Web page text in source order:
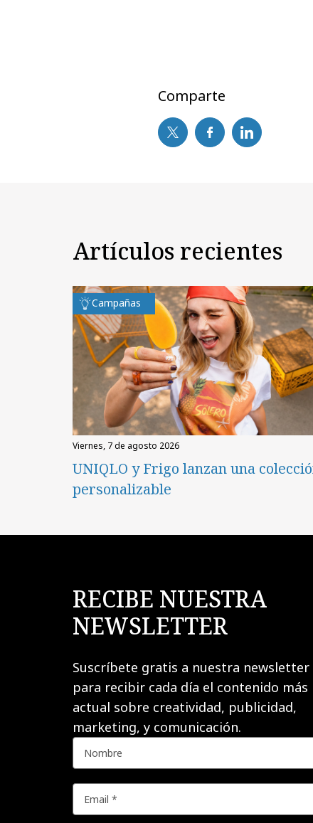
Comparte
Artículos recientes
Campañas
viernes, 7 de agosto 2026
UNIQLO y Frigo lanzan una
personalizable
RECIBE NUESTRA
NEWSLETTER
Suscríbete gratis a nuestra newsletter
para recibir cada día el contenido más
actual sobre creatividad, publicidad,
marketing, y comunicación.